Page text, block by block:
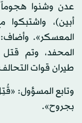
عدن وشنوا
أبين)، واشتبكوا
المعسكر».
المحفد، وتم
طيران قوات
بجروح».